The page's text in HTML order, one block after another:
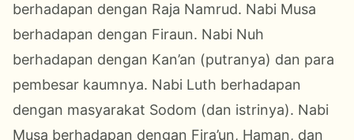
berhadapan dengan Raja Namrud. Nabi Musa
berhadapan dengan Firaun. Nabi Nuh
berhadapan dengan Kan’an (putranya) dan para
pembesar kaumnya. Nabi Luth berhadapan
dengan masyarakat Sodom (dan istrinya). Nabi
Musa berhadapan dengan Fira’un, Haman, dan